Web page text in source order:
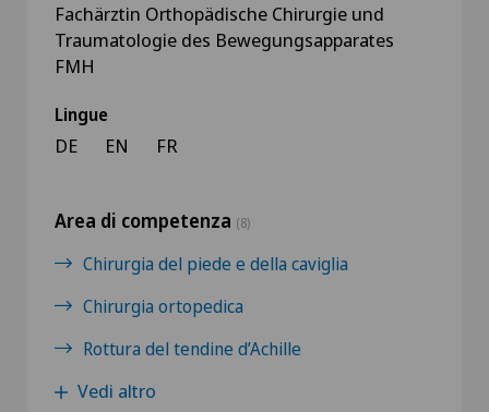
Fachärztin Orthopädische Chirurgie und
Traumatologie des Bewegungsapparates
FMH
Lingue
DE EN FR
Area di competenza (8)
Chirurgia del piede e della caviglia
Chirurgia ortopedica
Rottura del tendine d’Achille
Vedi altro